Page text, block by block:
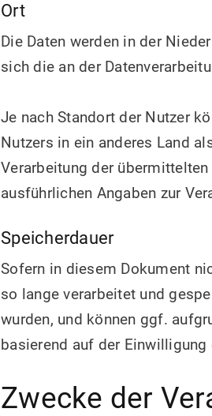
Ort
Die Daten werden in der
sich die an der
Je nach Standort der Nutzer
Nutzers in ein anderes Land
Verarbeitung der
ausführlichen Angaben zur
Speicherdauer
Sofern in diesem Dokument
so lange verarbeitet und
wurden, und können ggf.
basierend auf der
Zwecke der